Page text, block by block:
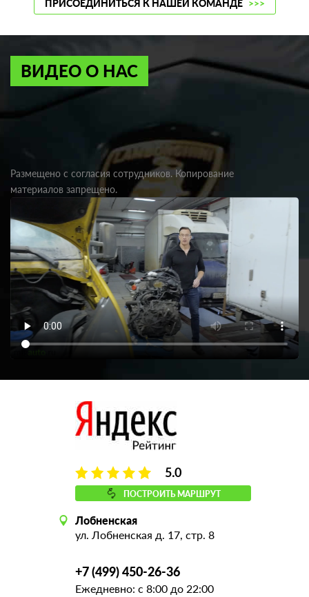
ПРИСОЕДИНИТЬСЯ К НАШЕЙ КОМАНДЕ >>>
ВИДЕО О НАС
Размещено с согласия сотрудников. Копирование
материалов запрещено.
5.0
ПОСТРОИТЬ МАРШРУТ
Лобненская
ул. Лобненская д. 17, стр. 8
+7 (499) 450-26-36
Ежедневно: с 8:00 до 22:00